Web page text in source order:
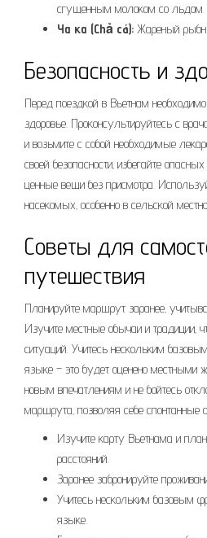
сгущенным молоком со льдом.
Ча ка (Chả cá): Жареный
Безопасность и
Перед поездкой в Вьетнам
здоровье. Проконсультируйтесь с
и возьмите с собой необходимые
своей безопасности‚ избегайте
ценные вещи без присмотра.
насекомых‚ особенно в сельской
Советы для
путешествия
Планируйте маршрут заранее‚
Изучите местные обычаи и традиции‚
ситуаций. Учитесь нескольким
языке – это будет оценено местными
новым впечатлениям и не бойтесь
маршрута‚ позволяя себе спонтанные
Изучите карту Вьетнама и
расстояний.
Заранее забронируйте
Учитесь нескольким базовым
языке.